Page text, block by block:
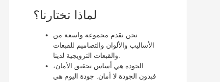
لماذا تختارنا؟
نحن نقدم مجموعة واسعة من
الأساليب والألوان والتصاميم للقبعات
الجودة هي أساس تحقيق الأمان،
فبدون الجودة لا أمان. جودة اليوم هي